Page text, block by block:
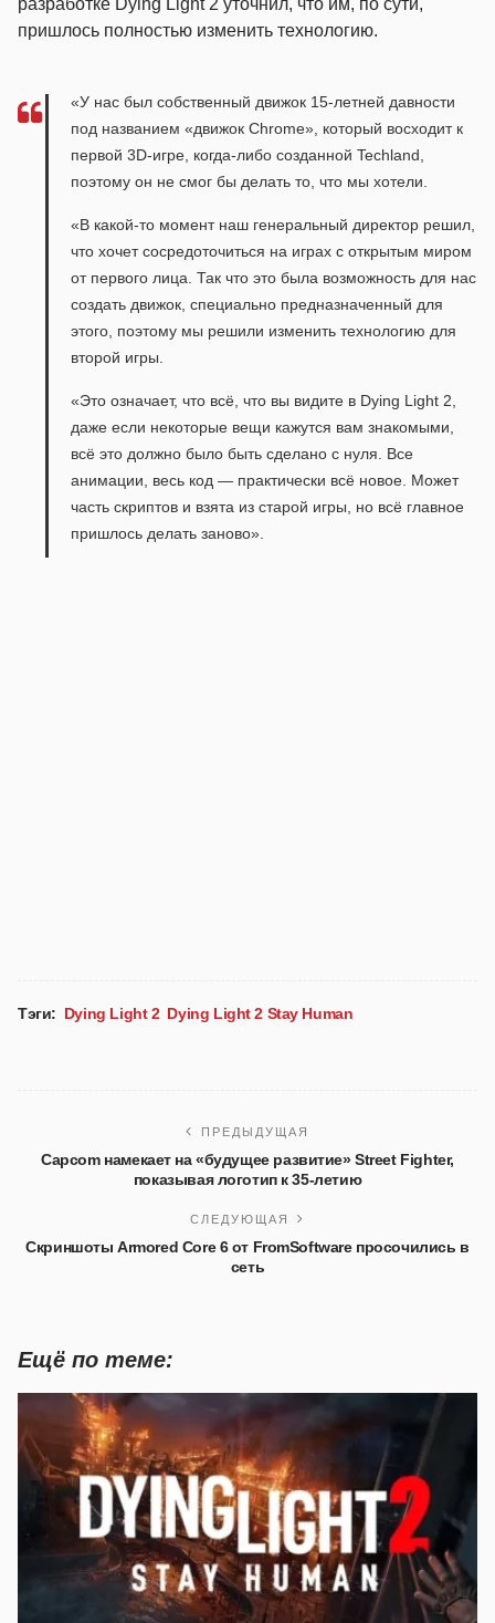
разработке Dying Light 2 уточнил, что им, по сути,
пришлось полностью изменить технологию.
«У нас был собственный движок 15-летней давности
под названием «движок Chrome», который восходит к
первой 3D-игре, когда-либо созданной Techland,
поэтому он не смог бы делать то, что мы хотели.
«В какой-то момент наш генеральный директор решил,
что хочет сосредоточиться на играх с открытым миром
от первого лица. Так что это была возможность для нас
создать движок, специально предназначенный для
этого, поэтому мы решили изменить технологию для
второй игры.
«Это означает, что всё, что вы видите в Dying Light 2,
даже если некоторые вещи кажутся вам знакомыми,
всё это должно было быть сделано с нуля. Все
анимации, весь код — практически всё новое. Может
часть скриптов и взята из старой игры, но всё главное
пришлось делать заново».
Тэги: Dying Light 2 Dying Light 2 Stay Human
ПРЕДЫДУЩАЯ
Capcom намекает на «будущее развитие» Street Fighter,
показывая логотип к 35-летию
СЛЕДУЮЩАЯ
Скриншоты Armored Core 6 от FromSoftware просочились в
сеть
Ещё по теме: